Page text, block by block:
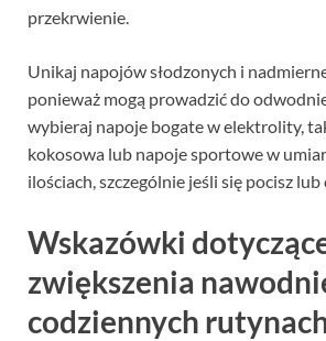
przekrwienie.
Unikaj napojów słodzonych i
ponieważ mogą prowadzić do
wybieraj napoje bogate w elektrolity,
kokosowa lub napoje sportowe w
ilościach, szczególnie jeśli się pocisz lub
Wskazówki
zwiększenia
codziennych